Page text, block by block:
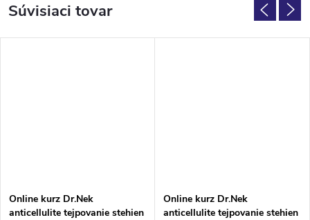
Súvisiaci tovar
Online kurz Dr.Nek
anticellulite tejpovanie stehien
Online kurz Dr.Nek
anticellulite tejpovanie stehien